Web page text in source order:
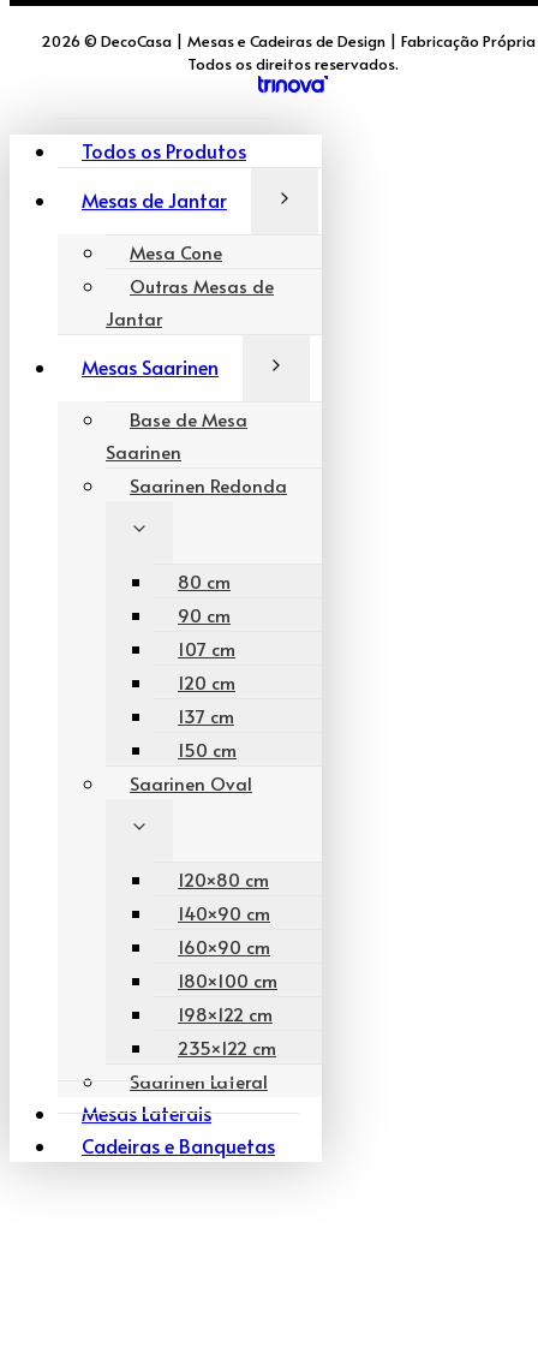
2026 © DecoCasa | Mesas e Cadeiras de Design | Fabricação
Todos os direitos reservados.
Todos os Produtos
Mesas de Jantar
Mesa Cone
Outras Mesas de
Jantar
Mesas Saarinen
Base de Mesa
Saarinen
Saarinen Redonda
80 cm
90 cm
107 cm
120 cm
137 cm
150 cm
Saarinen Oval
120×80 cm
140×90 cm
160×90 cm
180×100 cm
198×122 cm
235×122 cm
Saarinen Lateral
Mesas Laterais
Cadeiras e Banquetas